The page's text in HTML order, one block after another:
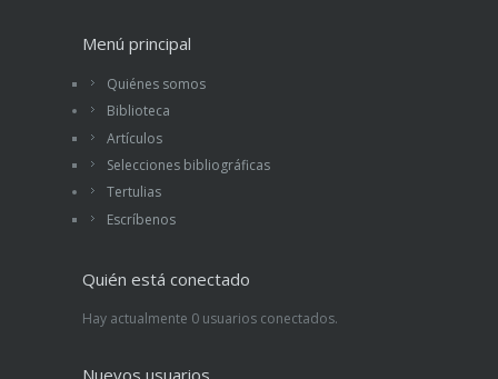
Menú principal
Quiénes somos
Biblioteca
Artículos
Selecciones bibliográficas
Tertulias
Escríbenos
Quién está conectado
Hay actualmente 0 usuarios conectados.
Nuevos usuarios